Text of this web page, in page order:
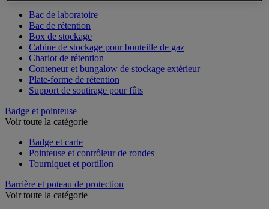
Bac de laboratoire
Bac de rétention
Box de stockage
Cabine de stockage pour bouteille de gaz
Chariot de rétention
Conteneur et bungalow de stockage extérieur
Plate-forme de rétention
Support de soutirage pour fûts
Badge et pointeuse
Voir toute la catégorie
Badge et carte
Pointeuse et contrôleur de rondes
Tourniquet et portillon
Barrière et poteau de protection
Voir toute la catégorie